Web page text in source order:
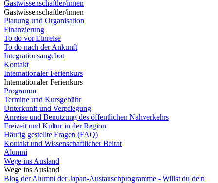
Gastwissenschaftler/innen
Gastwissenschaftler/innen
Planung und Organisation
Finanzierung
To do vor Einreise
To do nach der Ankunft
Integrationsangebot
Kontakt
Internationaler Ferienkurs
Internationaler Ferienkurs
Programm
Termine und Kursgebühr
Unterkunft und Verpflegung
Anreise und Benutzung des öffentlichen Nahverkehrs
Freizeit und Kultur in der Region
Häufig gestellte Fragen (FAQ)
Kontakt und Wissenschaftlicher Beirat
Alumni
Wege ins Ausland
Wege ins Ausland
Blog der Alumni der Japan-Austauschprogramme - Willst du dein